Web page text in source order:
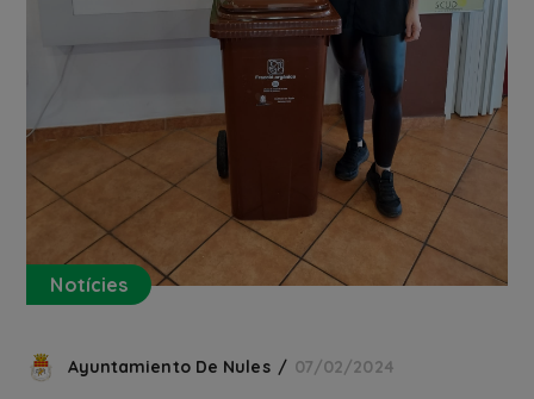
Notícies
Ayuntamiento De Nules 07/02/2024